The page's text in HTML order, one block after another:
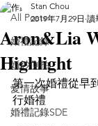
All Posts
婚禮記錄
婚紗側拍
愛情故事
婚禮記錄SDE
Aron&Lia
Highlight
Stan Chou
2019年7月29日 讀
第一次婚禮從早
行婚禮